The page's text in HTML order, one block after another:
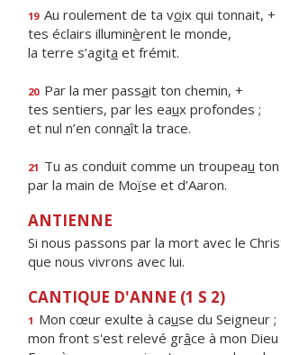
19 Au roulement de ta voix qui tonnait, +
tes éclairs illuminèrent le monde,
la terre s’agita et frémit.
20 Par la mer passait ton chemin, +
tes sentiers, par les eaux profondes ;
et nul n’en connaît la trace.
21 Tu as conduit comme un troupeau
par la main de Moïse et d’Aaron.
ANTIENNE
Si nous passons par la mort avec le
que nous vivrons avec lui.
CANTIQUE D'ANNE (1 S 2)
1 Mon cœur exulte à cause du Seigneur ;
mon front s'est relevé grâce à mon Dieu